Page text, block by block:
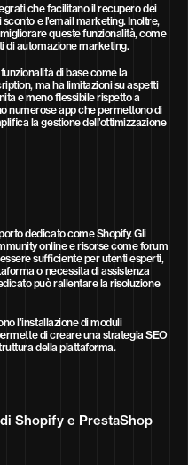
che facilitano il recupero dei
e l’email marketing. Inoltre,
queste funzionalità, come
di automazione marketing.
di base come la
ma ha limitazioni su aspetti
e meno flessibile rispetto a
numerose app che permettono di
la gestione dell’ottimizzazione
dedicato come Shopify. Gli
online e risorse come forum
sufficiente per utenti esperti,
o necessita di assistenza
può rallentare la risoluzione
l’installazione di moduli
di creare una strategia SEO
della piattaforma.
Shopify e PrestaShop